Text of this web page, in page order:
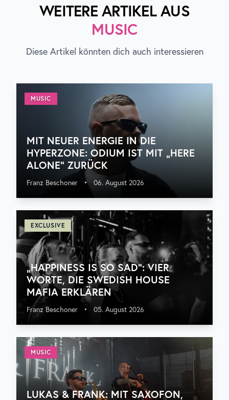
WEITERE ARTIKEL AUS
MUSIC
Diese Artikel könnten dich auch interessieren
MUSIC
MIT NEUER ENERGIE IN DIE
HYPERZONE: ODIUM IST MIT „HERE
ALONE“ ZURÜCK
Franz Beschoner • 06. August 2026
EXCLUSIVE
„HAPPINESS IS SO SAD“: VIER
WORTE, DIE SWEDISH HOUSE
MAFIA ERKLÄREN
Franz Beschoner • 05. August 2026
MUSIC
LUKAS & FRANK: MIT SAXOFON,